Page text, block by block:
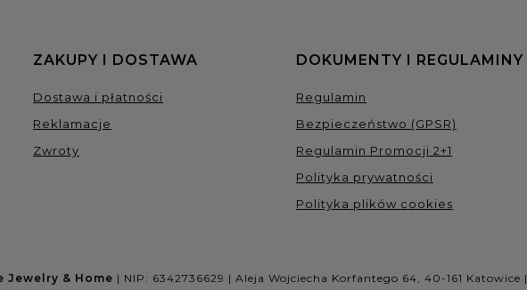
ZAKUPY I DOSTAWA
Dostawa i płatności
Reklamacje
Zwroty
DOKUMENTY I REGULAMINY
Regulamin
Bezpieczeństwo (GPSR)
Regulamin Promocji 2+1
Polityka prywatności
Polityka plików cookies
Jewelry & Home | NIP: 6342736629 | Aleja Wojciecha Korfantego 64, 40-161 Katowice |